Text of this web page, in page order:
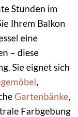
Stunden im
Ihrem Balkon
eine
– diese
Sie eignet sich
,
Gartenbänke,
Farbgebung